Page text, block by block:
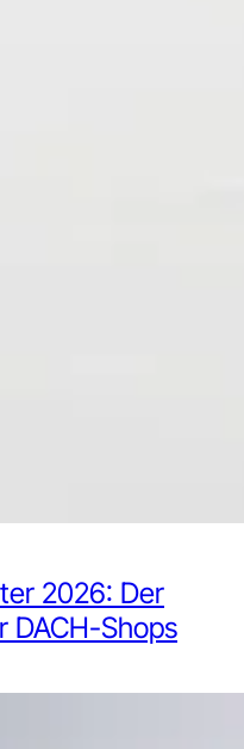
2026: Der
DACH-Shops